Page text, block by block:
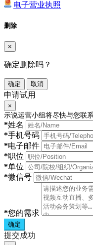
电子营业执照
删除
×
确定删除吗？
确定 取消
申请试用
×
示说运营小组将尽快与您联
*姓名
*手机号码
*电子邮件
*职位
*单位
*微信号
*您的需求
确定
提交成功